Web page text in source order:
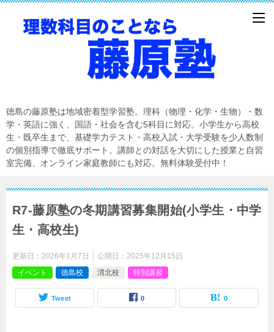
徳島の藤原塾は地域密着型学習塾。理科（物理・化学・生物）・数
学・英語に強く、国語・社会を含む5科目に対応。小学生から高校
生・既卒生まで、基礎学力テスト・高校入試・大学受験を少人数制
の個別指導で徹底サポート。講師との対話を大切にした授業と自習
室完備、オンライン家庭教師にも対応。無料体験受付中！
R7-藤原塾の冬期講習募集開始(小学生・中学
生・高校生)
更新日： 2026年1月7日 公開日： 2025年12月15日
イベント
徳島校 渭北校 特別講習
Tweet 0 0